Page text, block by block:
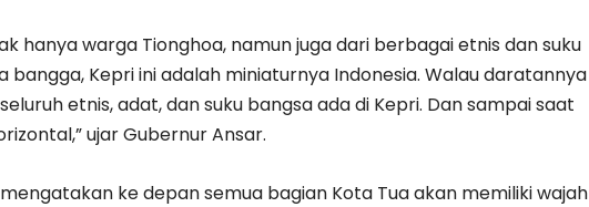
hanya warga Tionghoa, namun juga dari berbagai etnis dan suku
bangga, Kepri ini adalah miniaturnya Indonesia. Walau daratannya
etnis, adat, dan suku bangsa ada di Kepri. Dan sampai saat
ujar Gubernur Ansar.
ke depan semua bagian Kota Tua akan memiliki wajah